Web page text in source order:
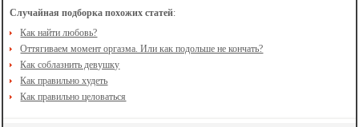
Случайная подборка похожих статей:
Как найти любовь?
Оттягиваем момент оргазма. Или как подольше не кончать?
Как соблазнить девушку
Как правильно худеть
Как правильно целоваться